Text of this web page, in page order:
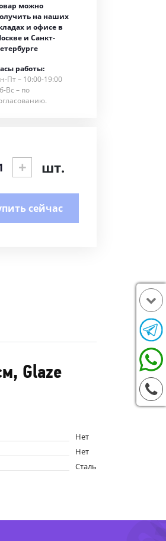
можно
на наших
и офисе в
и Санкт-
работы:
Пт – 10:00-19:00
Вс – по
+ шт.
сейчас
Glaze
Нет
Нет
Сталь